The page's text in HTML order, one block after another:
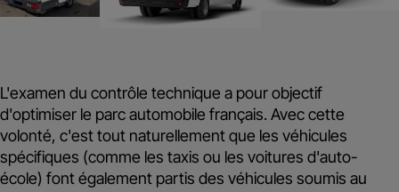
L'examen du contrôle technique a pour objectif
d'optimiser le parc automobile français. Avec cette
volonté, c'est tout naturellement que les véhicules
spécifiques (comme les taxis ou les voitures d'auto-
école) font également partis des véhicules soumis au